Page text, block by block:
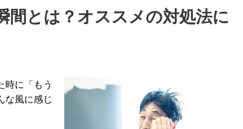
間とは？オススメの対処法に
時に「もう
な風に感じ